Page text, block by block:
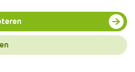
- Alle rechten voorbehouden